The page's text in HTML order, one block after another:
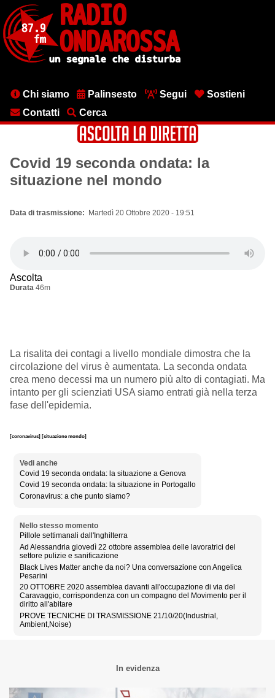
contenuto
principale
MenuChi siamo Palinsesto Segui
Sostieni
Contatti
Cerca
Covid 19 seconda ondata: la
situazione nel mondo
Data di trasmissione Martedì 20 Ottobre 2020 - 19:51
Ascolta
Durata 46m
La risalita dei contagi a livello mondiale dimostra che la
circolazione del virus è aumentata. La seconda ondata
crea meno decessi ma un numero più alto di contagiati. Ma
intanto per gli scienziati USA siamo entrati già nella terza
fase dell'epidemia.
[coronavirus] [situazione mondo]
Vedi anche
Covid 19 seconda ondata: la situazione a Genova
Covid 19 seconda ondata: la situazione in Portogallo
Coronavirus: a che punto siamo?
Nello stesso momento
Pillole settimanali dall'Inghilterra
Ad Alessandria giovedì 22 ottobre assemblea delle lavoratrici del
settore pulizie e sanificazione
Black Lives Matter anche da noi? Una conversazione con Angelica
Pesarini
20 OTTOBRE 2020 assemblea davanti all'occupazione di via del
Caravaggio, corrispondenza con un compagno del Movimento per il
diritto all'abitare
PROVE TECNICHE DI TRASMISSIONE 21/10/20(Industrial,
Ambient,Noise)
In evidenza